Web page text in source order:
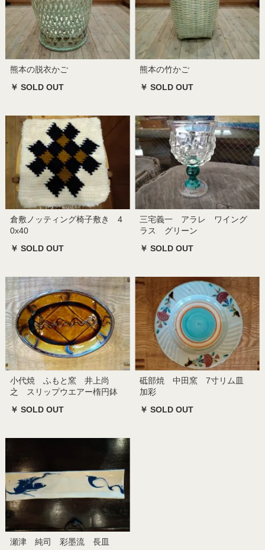
熊本の脱衣かご
￥ SOLD OUT
熊本の竹かご
￥ SOLD OUT
倉敷ノッティング椅子敷き 4
0x40
￥ SOLD OUT
三宅義一 アラレ ワイング
ラス グリーン
￥ SOLD OUT
小代焼 ふもと窯 井上尚
之 スリップウエアー楕円鉢
￥ SOLD OUT
砥部焼 中田窯 7寸リム皿
加彩
￥ SOLD OUT
瀬津 純司 彩墨流 長皿